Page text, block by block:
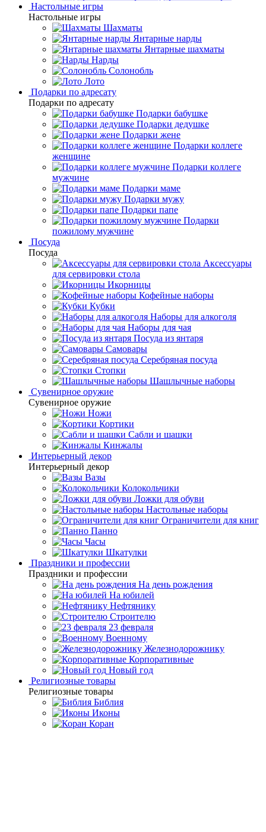
Настольные игры
Настольные игры
Шахматы
Янтарные нарды
Янтарные шахматы
Нарды
Солонобль
Лото
Подарки по адресату
Подарки по адресату
Подарки бабушке
Подарки дедушке
Подарки жене
Подарки коллеге
женщине
Подарки коллеге
мужчине
Подарки маме
Подарки мужу
Подарки папе
Подарки
пожилому мужчине
Посуда
Посуда
Аксессуары
для сервировки стола
Икорницы
Кофейные наборы
Кубки
Наборы для алкоголя
Наборы для чая
Посуда из янтаря
Самовары
Серебряная посуда
Стопки
Шашлычные наборы
Сувенирное оружие
Сувенирное оружие
Ножи
Кортики
Сабли и шашки
Кинжалы
Интерьерный декор
Интерьерный декор
Вазы
Колокольчики
Ложки для обуви
Настольные наборы
Ограничители для книг
Панно
Часы
Шкатулки
Праздники и профессии
Праздники и профессии
На день рождения
На юбилей
Нефтянику
Строителю
23 февраля
Военному
Железнодорожнику
Корпоративные
Новый год
Религиозные товары
Религиозные товары
Библия
Иконы
Коран